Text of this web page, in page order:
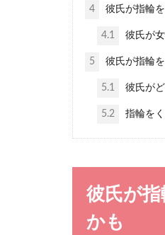
4 彼氏が指輪
4.1 彼氏が
5 彼氏が指輪
5.1 彼氏が
5.2 指輪を
彼氏が
かも